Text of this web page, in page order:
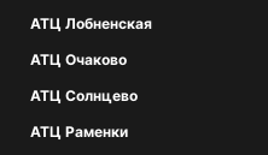
АТЦ Лобненская
АТЦ Очаково
АТЦ Солнцево
АТЦ Раменки